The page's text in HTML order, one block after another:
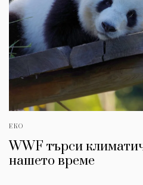
ЕКО
WWF търси
нашето време